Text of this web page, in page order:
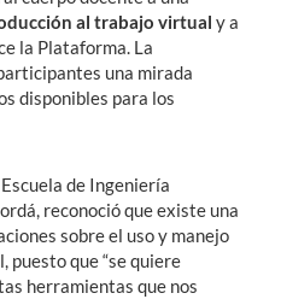
al trabajo virtual y a
la Plataforma. La
una mirada
disponibles para los
de Ingeniería
reconoció que existe una
sobre el uso y manejo
que “se quiere
herramientas que nos